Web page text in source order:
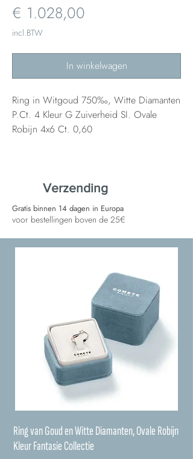
€ 1.028,00
incl.BTW
In winkelwagen
Ring in Witgoud 750‰, Witte Diamanten
P.Ct. 4 Kleur G Zuiverheid SI. Ovale
Robijn 4x6 Ct. 0,60
Verzending
Gratis binnen 14 dagen in Europa
voor bestellingen boven de 25€
Ring van Goud en Witte Diamanten, Ovale Robijn
Kleur Fantasie Collectie